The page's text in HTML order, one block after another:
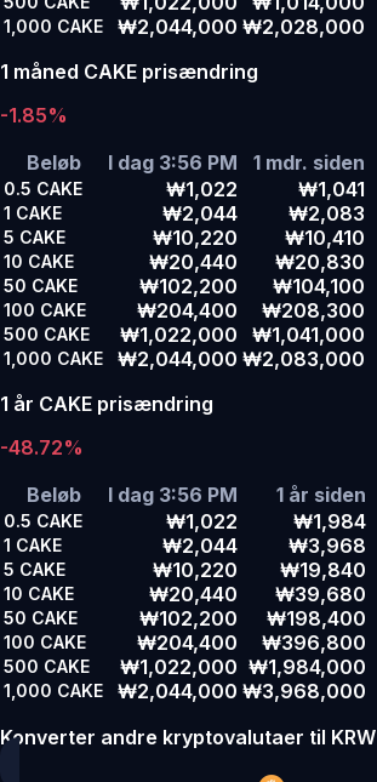
1,000 CAKE ₩2,044,000 ₩2,028,000
1 måned CAKE prisændring
-1.85%
Beløb
I dag 3:56 PM 1 mdr. siden
0.5 CAKE ₩1,022 ₩1,041
1 CAKE ₩2,044 ₩2,083
5 CAKE ₩10,220 ₩10,410
10 CAKE ₩20,440 ₩20,830
50 CAKE ₩102,200 ₩104,100
100 CAKE ₩204,400 ₩208,300
500 CAKE ₩1,022,000 ₩1,041,000
1,000 CAKE ₩2,044,000 ₩2,083,000
1 år CAKE prisændring
-48.72%
Beløb
I dag 3:56 PM 1 år siden
0.5 CAKE ₩1,022 ₩1,984
1 CAKE ₩2,044 ₩3,968
5 CAKE ₩10,220 ₩19,840
10 CAKE ₩20,440 ₩39,680
50 CAKE ₩102,200 ₩198,400
100 CAKE ₩204,400 ₩396,800
500 CAKE ₩1,022,000 ₩1,984,000
1,000 CAKE ₩2,044,000 ₩3,968,000
Konverter andre kryptovalutaer til KRW